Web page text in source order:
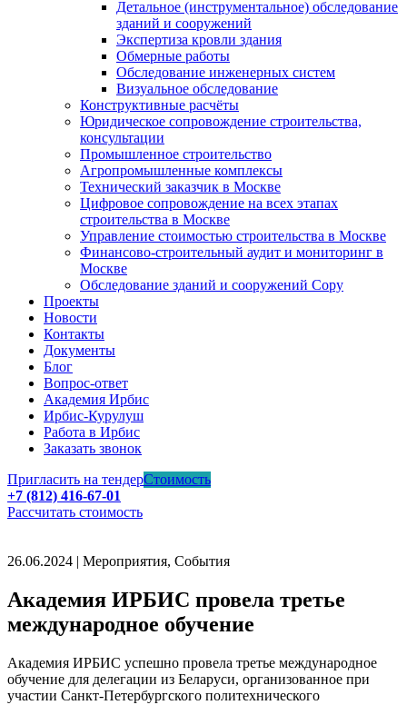
Детальное (инструментальное) обследование
зданий и сооружений
Экспертиза кровли здания
Обмерные работы
Обследование инженерных систем
Визуальное обследование
Конструктивные расчёты
Юридическое сопровождение строительства,
консультации
Промышленное строительство
Агропромышленные комплексы
Технический заказчик в Москве
Цифровое сопровождение на всех этапах
строительства в Москве
Управление стоимостью строительства в Москве
Финансово-строительный аудит и мониторинг в
Москве
Обследование зданий и сооружений Copy
Проекты
Новости
Контакты
Документы
Блог
Вопрос-ответ
Академия Ирбис
Ирбис-Курулуш
Работа в Ирбис
Заказать звонок
Пригласить на тендерСтоимость
+7 (812) 416-67-01
Рассчитать стоимость
26.06.2024 | Мероприятия, События
Академия ИРБИС провела третье
международное обучение
Академия ИРБИС успешно провела третье международное
обучение для делегации из Беларуси, организованное при
участии Санкт-Петербургского политехнического